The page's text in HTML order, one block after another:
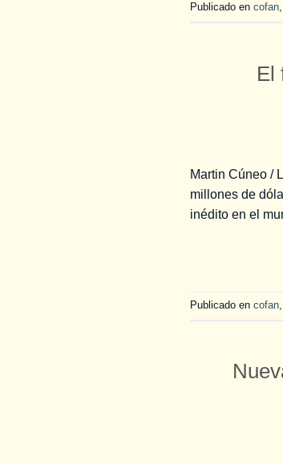
Publicado en cofan,
El
Martin Cúneo /
millones de
inédito en el
Publicado en cofan,